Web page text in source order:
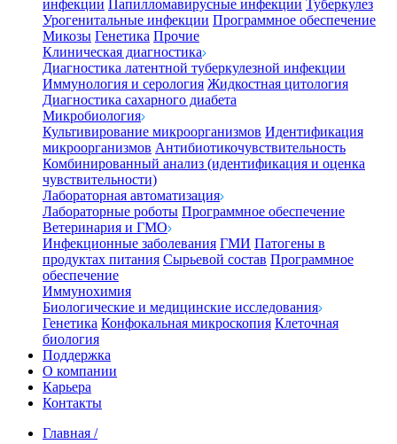
инфекции Папилломавирусные инфекции Туберкулез
Урогенитальные инфекции Программное обеспечение
Микозы Генетика Прочие
Клиническая диагностика
Диагностика латентной туберкулезной инфекции
Иммунология и серология Жидкостная цитология
Диагностика сахарного диабета
Микробиология
Культивирование микроорганизмов Идентификация
микроорганизмов Антибиотикочувствительность
Комбинированный анализ (идентификация и оценка
чувствительности)
Лабораторная автоматизация
Лабораторные роботы Программное обеспечение
Ветеринария и ГМО
Инфекционные заболевания ГМИ Патогены в
продуктах питания Сырьевой состав Программное
обеспечение
Иммунохимия
Биологические и медицинские исследования
Генетика Конфокальная микроскопия Клеточная
биология
Поддержка
О компании
Карьера
Контакты
Главная /